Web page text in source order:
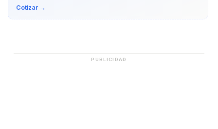
Cotizar →
PUBLICIDAD